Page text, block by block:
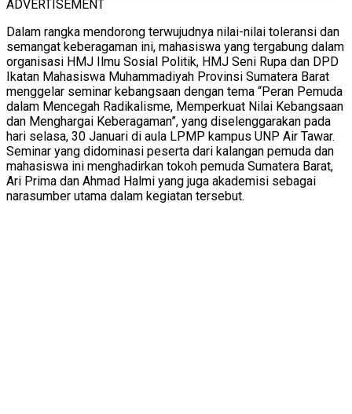
ADVERTISEMENT
Dalam rangka mendorong terwujudnya nilai-nilai toleransi dan
semangat keberagaman ini, mahasiswa yang tergabung dalam
organisasi HMJ Ilmu Sosial Politik, HMJ Seni Rupa dan DPD
Ikatan Mahasiswa Muhammadiyah Provinsi Sumatera Barat
menggelar seminar kebangsaan dengan tema “Peran Pemuda
dalam Mencegah Radikalisme, Memperkuat Nilai Kebangsaan
dan Menghargai Keberagaman”, yang diselenggarakan pada
hari selasa, 30 Januari di aula LPMP kampus UNP Air Tawar.
Seminar yang didominasi peserta dari kalangan pemuda dan
mahasiswa ini menghadirkan tokoh pemuda Sumatera Barat,
Ari Prima dan Ahmad Halmi yang juga akademisi sebagai
narasumber utama dalam kegiatan tersebut.